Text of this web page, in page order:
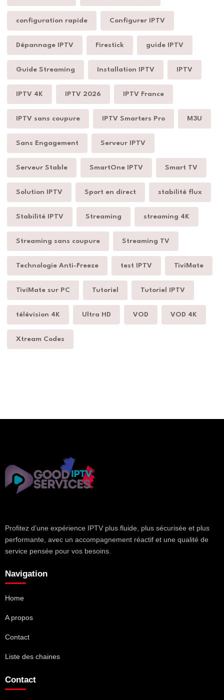
configuration rapide Configurer IPTV
Dépannage IPTV Firestick guide IPTV
Guide Streaming Installation IPTV IPTV
IPTV 4K IPTV 2026 IPTV France
IPTV sans coupure IPTV Smarters Pro M3U
Sans Engagement Serveur IPTV
Serveur Stable SmartOne IPTV Smart TV
Solution IPTV Sport en direct stabilité flux
Stabilité IPTV Streaming streaming 4K
Streaming sans coupure Streaming TV
Technologie Anti-Freeze test IPTV TiviMate
TiviMate sur PC Tutoriel Tutoriel IPTV
télévision 4K Ultra HD VOD VOD 4K
Xtream Codes
Profitez d’une expérience IPTV plus fluide, plus sécurisée et plus
performante, avec un accompagnement réactif et une qualité de
service pensée pour vos besoins.
Navigation
Home
A propos
Contact
Liste des chaines
Contact